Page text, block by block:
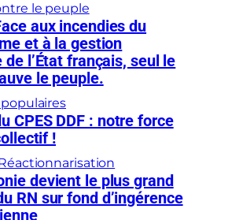
le peuple
aux incendies du
et à la gestion
de l’État français, seul le
le peuple.
CPES DDF : notre force
!
devient le plus grand
RN sur fond d’ingérence